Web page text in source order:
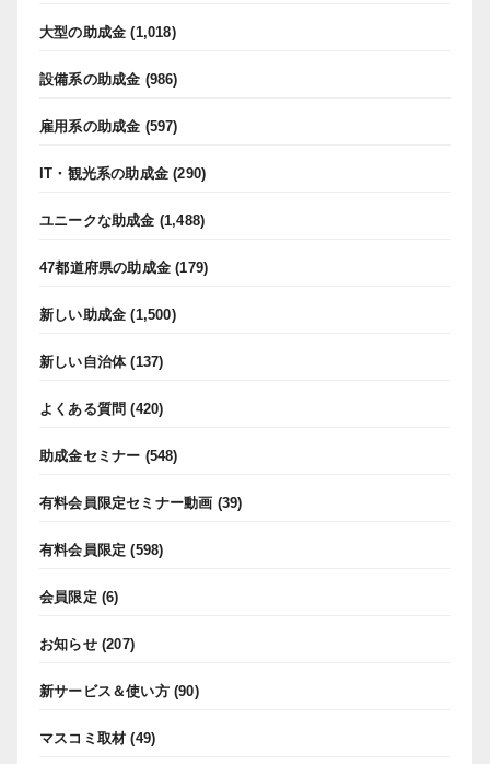
大型の助成金 (1,018)
設備系の助成金 (986)
雇用系の助成金 (597)
IT・観光系の助成金 (290)
ユニークな助成金 (1,488)
47都道府県の助成金 (179)
新しい助成金 (1,500)
新しい自治体(137)
よくある質問 (420)
助成金セミナー (548)
有料会員限定セミナー動画 (39)
有料会員限定 (598)
会員限定 (6)
お知らせ(207)
新サービス＆使い方(90)
マスコミ取材 (49)